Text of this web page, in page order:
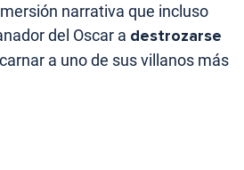
narrativa que incluso
del Oscar a destrozarse
a uno de sus villanos más